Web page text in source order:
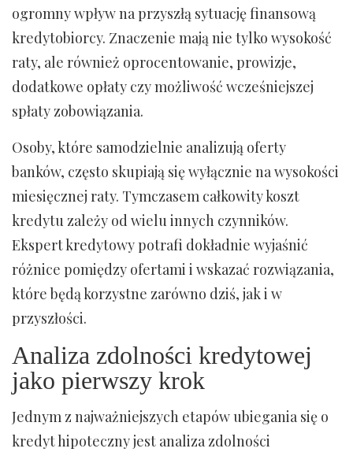
ogromny wpływ na przyszłą sytuację finansową
kredytobiorcy. Znaczenie mają nie tylko wysokość
raty, ale również oprocentowanie, prowizje,
dodatkowe opłaty czy możliwość wcześniejszej
spłaty zobowiązania.
Osoby, które samodzielnie analizują oferty
banków, często skupiają się wyłącznie na wysokości
miesięcznej raty. Tymczasem całkowity koszt
kredytu zależy od wielu innych czynników.
Ekspert kredytowy potrafi dokładnie wyjaśnić
różnice pomiędzy ofertami i wskazać rozwiązania,
które będą korzystne zarówno dziś, jak i w
przyszłości.
Analiza zdolności kredytowej
jako pierwszy krok
Jednym z najważniejszych etapów ubiegania się o
kredyt hipoteczny jest analiza zdolności